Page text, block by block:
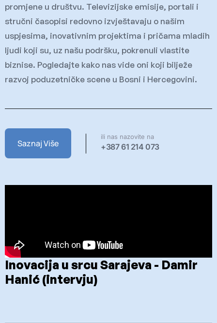
Inovacija u srcu Sarajeva - Damir
Hanić (intervju)
promjene u društvu. Televizijske emisije, portali i
stručni časopisi redovno izvještavaju o našim
uspjesima, inovativnim projektima i pričama mladih
ljudi koji su, uz našu podršku, pokrenuli vlastite
biznise. Pogledajte kako nas vide oni koji bilježe
razvoj poduzetničke scene u Bosni i Hercegovini.
Saznaj Više
ili nas nazovite na
+387 61 214 073